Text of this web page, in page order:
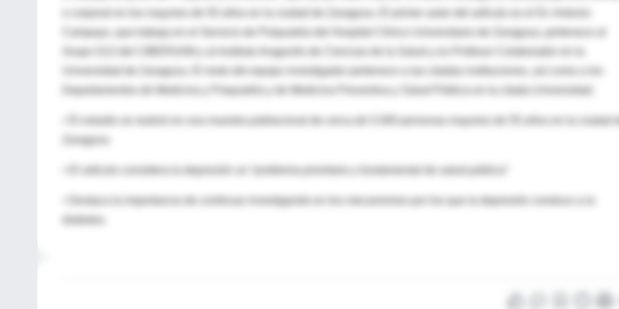
o corporal en los mayores de 55 años en la ciudad de Zaragoza. El primer autor del artículo es el Dr. Antonio
Campayo, que trabaja en el Servicio de Psiquiatría del Hospital Clínico Universitario de Zaragoza, pertenece al
Grupo G13 del CIBERSAM y al Instituto Aragonés de Ciencias de la Salud y es Profesor Colaborador en la
Universidad de Zaragoza. El resto del equipo investigador pertenece a las citadas instituciones, así como a los
Departamentos de Medicina y Psiquiatría y de Medicina Preventiva y Salud Pública en la citada Universidad.
• El estudio se realizó en una muestra poblacional de cerca de 5.000 personas mayores de 55 años en la ciudad
Zaragoza
• Destaca la importancia de continuar investigando en los mecanismos por los que la depresión conduce a la